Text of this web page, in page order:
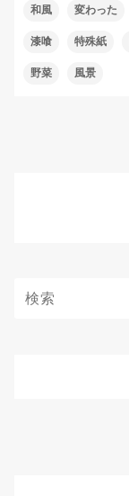
和風 変わった
漆喰 特殊紙
野菜 風景